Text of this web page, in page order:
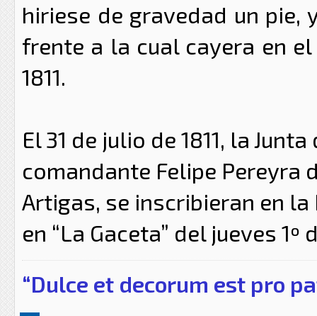
hiriese de gravedad un pie,
frente a la cual cayera en
1811.
El 31 de julio de 1811, la
comandante Felipe Pereyra
Artigas, se inscribieran en
en “La Gaceta” del jueves 1º
“Dulce et decorum est pro